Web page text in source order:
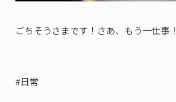
ごちそうさまです！さあ、もう一仕事！
#日常